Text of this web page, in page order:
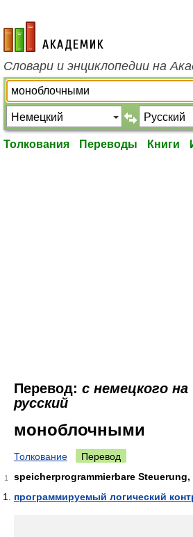
academic.ru
Словари и энциклопедии на
Толкования Переводы Книги
Перевод: с немецкого на
русский
моноблочными
Толкование Перевод
1
speicherprogrammierbare Steuerung,
программируемый логический